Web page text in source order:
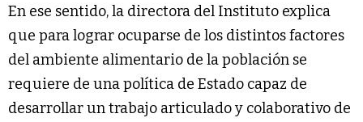
En ese sentido, la directora del Instituto explica
que para lograr ocuparse de los distintos factores
del ambiente alimentario de la población se
requiere de una política de Estado capaz de
desarrollar un trabajo articulado y colaborativo de